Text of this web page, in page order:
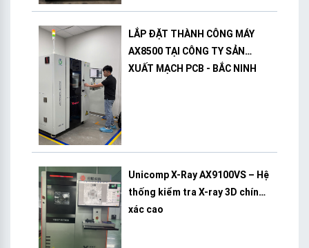
LẮP ĐẶT THÀNH CÔNG MÁY
AX8500 TẠI CÔNG TY SẢN
XUẤT MẠCH PCB - BẮC NINH
Unicomp X-Ray AX9100VS – Hệ
thống kiểm tra X-ray 3D chính
xác cao